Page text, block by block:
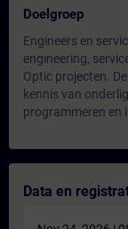
Doelgroep
Engineers en
engineering,
Optic projecten.
kennis van
programmeren en
Data en